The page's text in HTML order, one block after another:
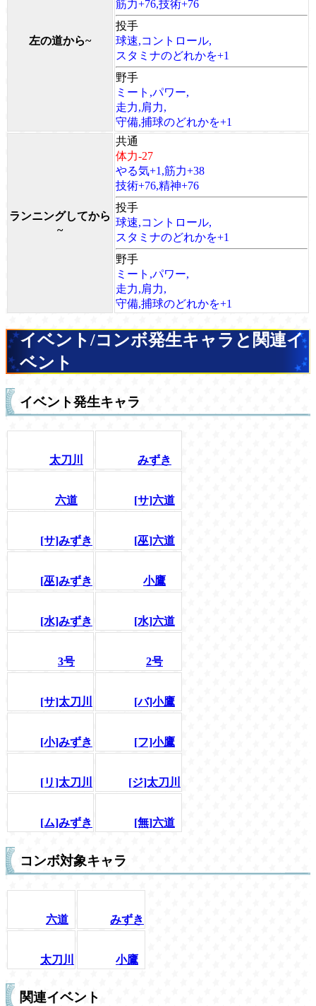
左の道から~
筋力+76,技術+76
投手
球速,コントロール,
スタミナのどれかを+1
野手
ミート,パワー,
走力,肩力,
守備,捕球のどれかを+1
ランニングしてから
~
共通
体力-27
やる気+1,筋力+38
技術+76,精神+76
投手
球速,コントロール,
スタミナのどれかを+1
野手
ミート,パワー,
走力,肩力,
守備,捕球のどれかを+1
イベント/コンボ発生キャラと関連イ
ベント
イベント発生キャラ
太刀川 みずき
六道 [サ]六道
[サ]みずき [巫]六道
[巫]みずき 小鷹
[水]みずき [水]六道
3号 2号
[サ]太刀川 [バ]小鷹
[小]みずき [フ]小鷹
[リ]太刀川 [ジ]太刀川
[ム]みずき [無]六道
コンボ対象キャラ
六道 みずき
太刀川 小鷹
関連イベント